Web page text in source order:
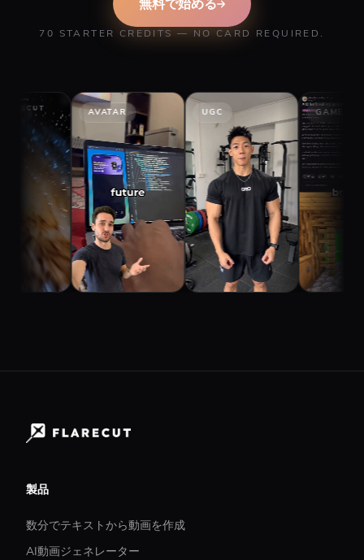
無料で始める
70 STARTER CREDITS — NO CARD REQUIRED.
AVATAR UGC GAMEPLAY
製品
数分でテキストから動画を作成
AI動画ジェネレーター